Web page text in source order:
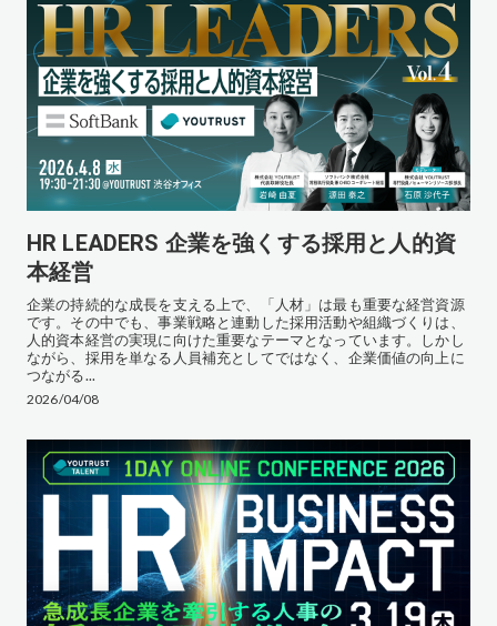
HR LEADERS 企業を強くする採用と人的資
本経営
企業の持続的な成長を支える上で、「人材」は最も重要な経営資源
です。その中でも、事業戦略と連動した採用活動や組織づくりは、
人的資本経営の実現に向けた重要なテーマとなっています。しかし
ながら、採用を単なる人員補充としてではなく、企業価値の向上に
つながる...
2026/04/08